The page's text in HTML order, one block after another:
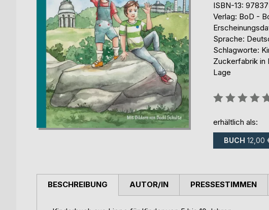
ISBN-13:
Verlag: BoD -
Sprache:
Schlagworte:
Zuckerfabrik in
Lage
Bewertung::
erhältlich als:
BUCH 12,00
BESCHREIBUNG AUTOR/IN PRESSESTIMMEN